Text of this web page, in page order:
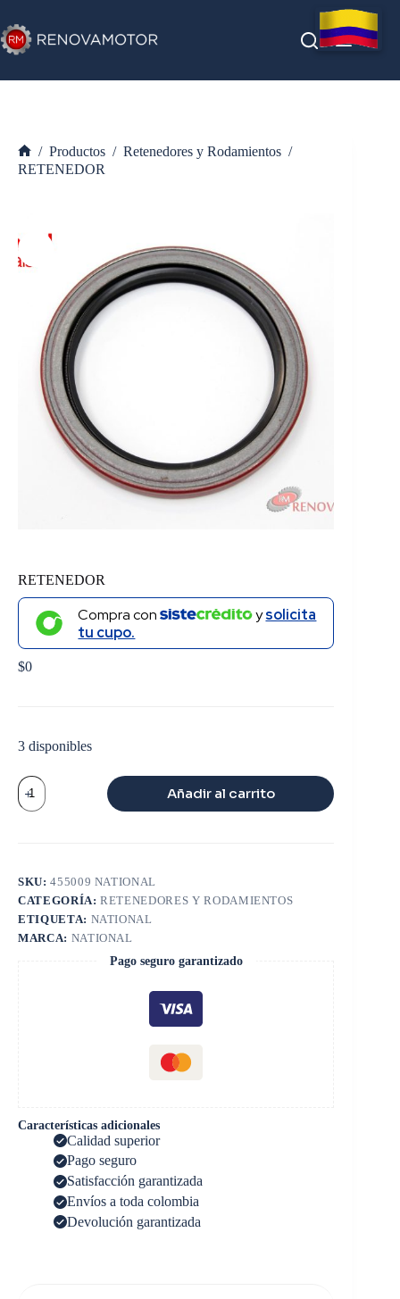
al
contenido
Inicio
/ Productos / Retenedores y Rodamientos /
RETENEDOR
RETENEDOR
Compra con ysolicita
tu cupo.
$0
3 disponibles
RETENEDOR
cantidad
Añadir al carrito
SKU:455009 NATIONAL
CATEGORÍA:RETENEDORES Y RODAMIENTOS
ETIQUETA: NATIONAL
MARCA: NATIONAL
Pago seguro garantizado
Características adicionales
Calidad superior
Pago seguro
Satisfacción garantizada
Envíos a toda colombia
Devolución garantizada